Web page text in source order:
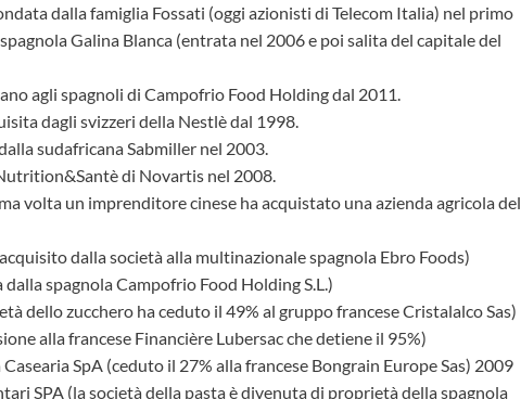
dalla famiglia Fossati (oggi azionisti di Telecom Italia) nel primo
Galina Blanca (entrata nel 2006 e poi salita del capitale del
agli spagnoli di Campofrio Food Holding dal 2011.
dagli svizzeri della Nestlè dal 1998.
sudafricana Sabmiller nel 2003.
di Novartis nel 2008.
volta un imprenditore cinese ha acquistato una azienda agricola del
dalla società alla multinazionale spagnola Ebro Foods)
spagnola Campofrio Food Holding S.L.)
dello zucchero ha ceduto il 49% al gruppo francese Cristalalco Sas)
alla francese Financière Lubersac che detiene il 95%)
SpA (ceduto il 27% alla francese Bongrain Europe Sas) 2009
SPA (la società della pasta è divenuta di proprietà della spagnola